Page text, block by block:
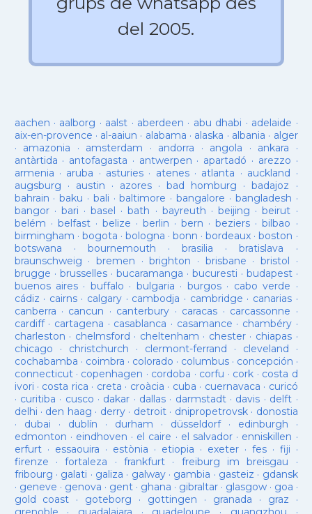
del 2005.
aachen · aalborg · aalst · aberdeen · abu dhabi · adelaide ·
aix-en-provence · al-aaiun · alabama · alaska · albania · alger
· amazonia · amsterdam · andorra · angola · ankara ·
antàrtida · antofagasta · antwerpen · apartadó · arezzo ·
armenia · aruba · asturies· atenes· atlanta · auckland ·
augsburg · austin · azores·bad homburg ·badajoz ·
bahrain ·baku · bali ·baltimore ·bangalore · bangladesh ·
bangor· bari ·basel ·bath · bayreuth ·beijing ·beirut ·
belém · belfast· belize · berlin ·bern ·beziers ·bilbao ·
birmingham · bogota · bologna ·bonn ·bordeaux ·boston ·
botswana · bournemouth ·brasilia ·bratislava ·
braunschweig · bremen ·brighton · brisbane · bristol ·
brugge · brusselles· bucaramanga · bucuresti · budapest·
buenos aires· buffalo · bulgaria · burgos· cabo verde ·
cádiz · cairns· calgary · cambodja · cambridge · canarias·
canberra · cancun · canterbury · caracas · carcassonne ·
cardiff· cartagena · casablanca · casamance · chambéry·
charleston · chelmsford · cheltenham · chester· chiapas ·
chicago · christchurch · clermont-ferrand · cleveland ·
cochabamba · coimbra · colorado · columbus· concepción ·
connecticut· copenhagen · cordoba · corfu · cork · costa d
ivori · costa rica · creta · croàcia · cuba · cuernavaca · curicó
· curitiba · cusco · dakar · dallas · darmstadt· davis · delft ·
delhi · den haag · derry· detroit· dnipropetrovsk· donostia
· dubai · dublín · durham · düsseldorf· edinburgh ·
edmonton · eindhoven · el caire · el salvador · enniskillen ·
erfurt· essaouira · estònia · etiopia · exeter· fes· fiji ·
firenze ·fortaleza · frankfurt· freiburg im breisgau ·
fribourg · galati · galiza · galway· gambia · gasteiz · gdansk
· geneve · genova · gent· ghana · gibraltar· glasgow· goa ·
gold coast · goteborg · gottingen · granada · graz ·